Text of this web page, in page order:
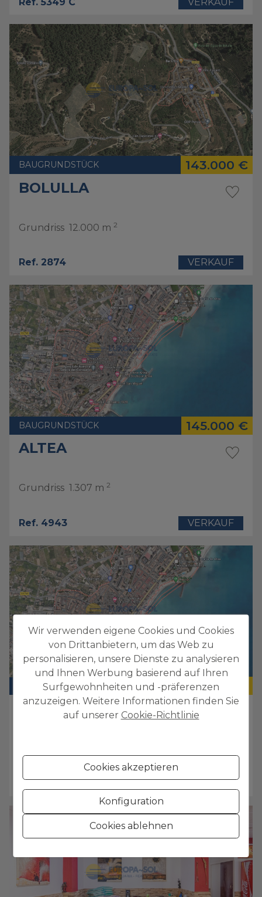
BAUGRUNDSTÜCK 143.000 €
BOLULLA
Grundriss 12.000 m 2
Ref. 2874 VERKAUF
BAUGRUNDSTÜCK 145.000 €
ALTEA
Grundriss 1.307 m 2
Ref. 4943 VERKAUF
BAUGRUNDSTÜCK 145.000 €
ALTEA
Ref. 4942 VERKAUF
Wir verwenden eigene Cookies und Cookies
von Drittanbietern, um das Web zu
personalisieren, unsere Dienste zu analysieren
und Ihnen Werbung basierend auf Ihren
Surfgewohnheiten und -präferenzen
anzuzeigen. Weitere Informationen finden Sie
auf unserer Cookie-Richtlinie
Cookies akzeptieren
Konfiguration
Cookies ablehnen